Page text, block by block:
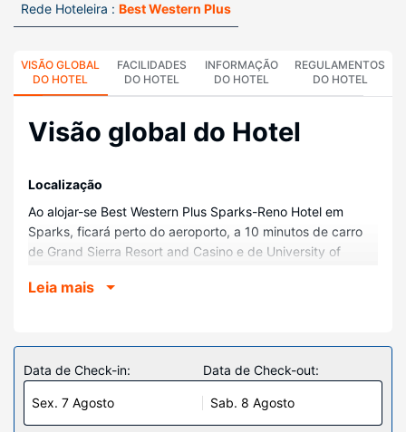
Rede Hoteleira : Best Western Plus
VISÃO GLOBAL
DO HOTEL
FACILIDADES
DO HOTEL
INFORMAÇÃO
DO HOTEL
REGULAMENTOS
DO HOTEL
Visão global do Hotel
Localização
Ao alojar-se Best Western Plus Sparks-Reno Hotel em
Sparks, ficará perto do aeroporto, a 10 minutos de carro
de Grand Sierra Resort and Casino e de University of
Peppermill e a 7,2 km (4,5 mi) de National Bowling
Sinta-se em casa num dos 209 quartos com ar
condicionado, um frigorífico e um micro-ondas. As camas
têm colchões pillowtop e roupa de alta qualidade. Ao final
do dia, assista a uma seleção de canais por cabo no seu
Leia mais
Data de Check-in:
Sex. 7 Agosto
Data de Check-out:
Sab. 8 Agosto